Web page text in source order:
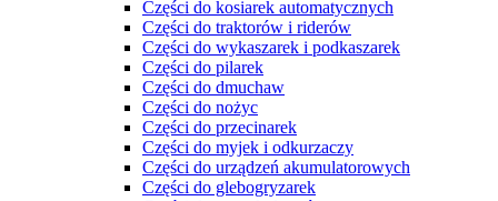
Części do kosiarek automatycznych
Części do traktorów i riderów
Części do wykaszarek i podkaszarek
Części do pilarek
Części do dmuchaw
Części do nożyc
Części do przecinarek
Części do myjek i odkurzaczy
Części do urządzeń akumulatorowych
Części do glebogryzarek